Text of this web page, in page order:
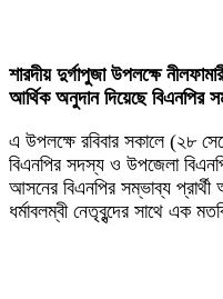
শারদীয় দুর্গাপুজা উপলক্ষে
আর্থিক অনুদান দিয়েছে বিএনপির
এ উপলক্ষে রবিবার সকালে (২৮
বিএনপির সদস্য ও উপজেলা
আসনের বিএনপির সম্ভাব্য
ধর্মাবলম্বী নেতৃবৃন্দের সাথে এক